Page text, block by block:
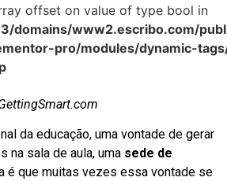
offset on value of type bool in
domains/www2.escribo.com/
pro/modules/dynamic-
da educação, uma vontade de gerar
na sala de aula, uma sede de
é que muitas vezes essa vontade se